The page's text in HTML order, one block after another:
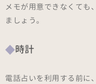
メモが用意できなくても
ましょう。
時計
電話占いを利用する前に